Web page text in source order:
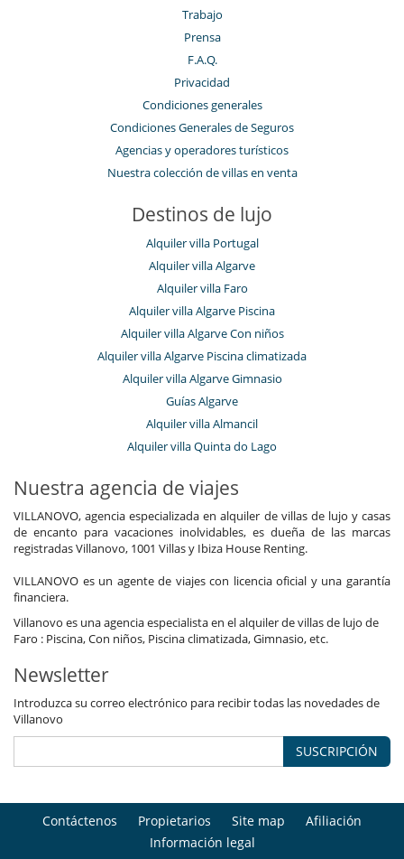
Trabajo
Prensa
F.A.Q.
Privacidad
Condiciones generales
Condiciones Generales de Seguros
Agencias y operadores turísticos
Nuestra colección de villas en venta
Destinos de lujo
Alquiler villa Portugal
Alquiler villa Algarve
Alquiler villa Faro
Alquiler villa Algarve Piscina
Alquiler villa Algarve Con niños
Alquiler villa Algarve Piscina climatizada
Alquiler villa Algarve Gimnasio
Guías Algarve
Alquiler villa Almancil
Alquiler villa Quinta do Lago
Nuestra agencia de viajes
VILLANOVO, agencia especializada en alquiler de villas de lujo y casas
de encanto para vacaciones inolvidables, es dueña de las marcas
registradas Villanovo, 1001 Villas y Ibiza House Renting.
VILLANOVO es un agente de viajes con licencia oficial y una garantía
financiera.
Villanovo es una agencia especialista en el alquiler de villas de lujo de
Faro : Piscina, Con niños, Piscina climatizada, Gimnasio, etc.
Newsletter
Introduzca su correo electrónico para recibir todas las novedades de
Villanovo
SUSCRIPCIÓN
Contáctenos Propietarios Site map
Afiliación
Información legal